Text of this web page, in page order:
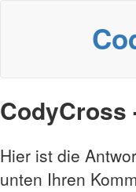
CodyCross
Hier ist die
unten Ihren